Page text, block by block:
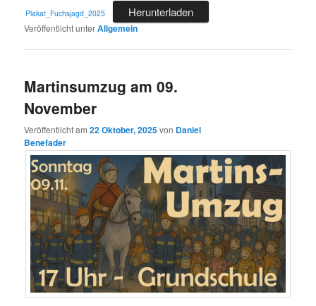
Plakat_Fuchsjagd_2025 Herunterladen
Veröffentlicht unterAllgemein
Martinsumzug am 09.
November
Veröffentlicht am22 Oktober, 2025von Daniel
Benefader